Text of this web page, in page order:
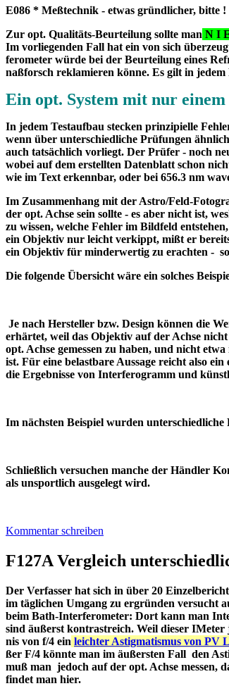
E086 * Meßtechnik - etwas gründlicher, bitte !
Zur opt. Qualitäts-Beurteilung sollte man N I
Im vorliegenden Fall hat ein von sich
ferometer würde bei der Beurteilung eines
naßforsch reklamieren könne. Es gilt in
Ein opt. System mit nur
In jedem Testaufbau stecken prinzipielle
wenn über unterschiedliche Prüfungen
auch tatsächlich vorliegt. Der Prüfer - noch
wobei auf dem erstellten Datenblatt schon
wie im Text erkennbar, oder bei 656.3 nm
Im Zusammenhang mit der Astro/Feld-
der opt. Achse sein sollte - es aber nicht ist,
zu wissen, welche Fehler im Bildfeld
ein Objektiv nur leicht verkippt, mißt er
ein Objektiv für minderwertig zu erachten -
Die folgende Übersicht wäre ein
Je nach Hersteller bzw. Design können die
erhärtet, weil das Objektiv auf der Achse
opt. Achse gemessen zu haben, und nicht
ist. Für eine belastbare Aussage reicht also
die Ergebnisse von Interferogramm
Im nächsten Beispiel wurden
Schließlich versuchen manche der Händler
als unsportlich ausgelegt wird.
Kommentar schreiben
F127A Vergleich
Der Verfasser hat sich in über 20
im täglichen Umgang zu ergründen versucht
beim Bath-Interferometer: Dort kann man
sind äußerst kontrastreich. Weil dieser
nis von f/4 ein leichter Astigmatismus von PV
ßer F/4 könnte man im äußersten Fall den
muß man jedoch auf der opt. Achse messen,
findet man hier.